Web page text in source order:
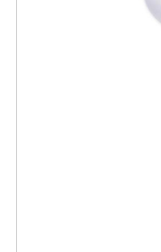
批發會員大招募
海外購物免煩惱！